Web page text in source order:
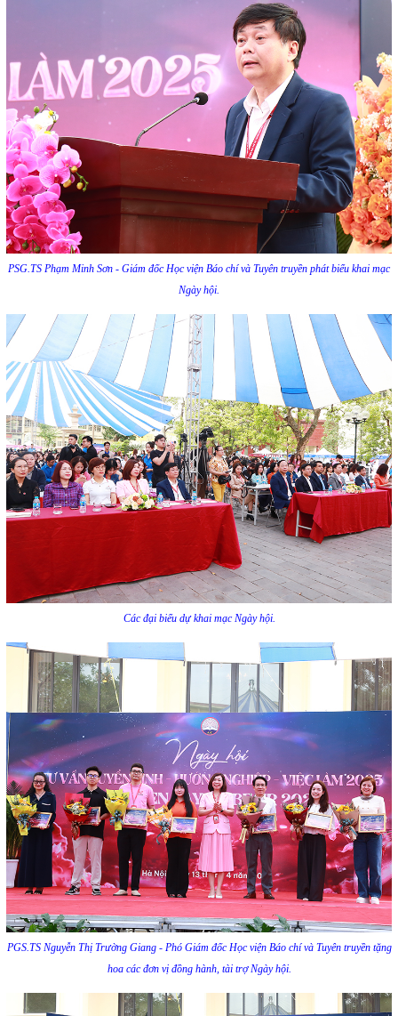
PSG.TS Phạm Minh Sơn - Giám đốc Học viện Báo chí và Tuyên truyền phát biểu khai mạc
Ngày hội.
Các đại biểu dự khai mạc Ngày hội.
PGS.TS Nguyễn Thị Trường Giang - Phó Giám đốc Học viện Báo chí và Tuyên truyền tặng
hoa các đơn vị đồng hành, tài trợ Ngày hội.